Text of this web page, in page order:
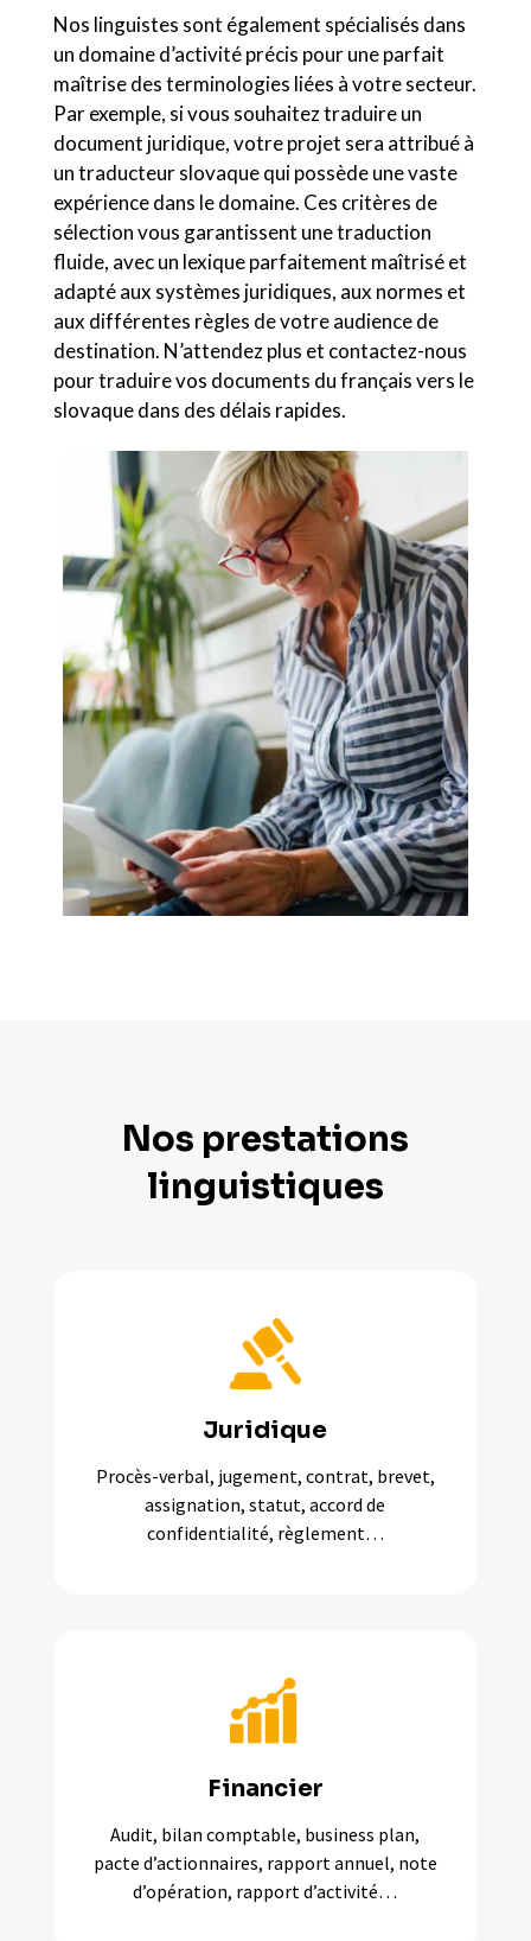
Nos linguistes sont également spécialisés dans
un domaine d’activité précis pour une parfait
maîtrise des terminologies liées à votre secteur.
Par exemple, si vous souhaitez traduire un
document juridique, votre projet sera attribué à
un traducteur slovaque qui possède une vaste
expérience dans le domaine. Ces critères de
sélection vous garantissent une traduction
fluide, avec un lexique parfaitement maîtrisé et
adapté aux systèmes juridiques, aux normes et
aux différentes règles de votre audience de
destination. N’attendez plus et contactez-nous
pour traduire vos documents du français vers le
slovaque dans des délais rapides.
Nos prestations
linguistiques
Juridique
Procès-verbal, jugement, contrat, brevet,
assignation, statut, accord de
confidentialité, règlement…
Financier
Audit, bilan comptable, business plan,
pacte d’actionnaires, rapport annuel, note
d’opération, rapport d’activité…